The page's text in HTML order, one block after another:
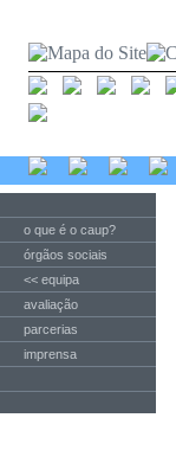
o que é o caup?
órgãos sociais
<< equipa
avaliação
parcerias
imprensa